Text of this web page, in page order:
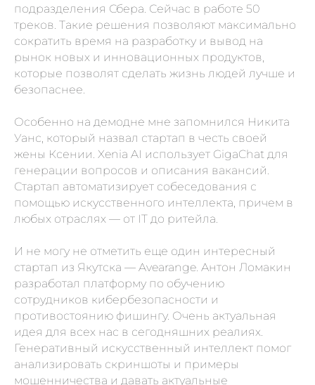
подразделения Сбера. Сейчас в работе 50
треков. Такие решения позволяют максимально
сократить время на разработку и вывод на
рынок новых и инновационных продуктов,
которые позволят сделать жизнь людей лучше и
безопаснее.
Особенно на демодне мне запомнился Никита
Уанс, который назвал стартап в честь своей
жены Ксении. Xenia AI использует GigaChat для
генерации вопросов и описания вакансий.
Стартап автоматизирует собеседования с
помощью искусственного интеллекта, причем в
любых отраслях — от IT до ритейла.
И не могу не отметить еще один интересный
стартап из Якутска — Avearange. Антон Ломакин
разработал платформу по обучению
сотрудников кибербезопасности и
противостоянию фишингу. Очень актуальная
идея для всех нас в сегодняшних реалиях.
Генеративный искусственный интеллект помог
анализировать скриншоты и примеры
мошенничества и давать актуальные